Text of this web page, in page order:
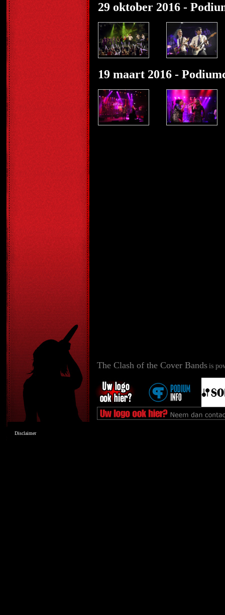
29 oktober 2016 -
19 maart 2016 -
The Clash of the Cover Bands is
Disclaimer